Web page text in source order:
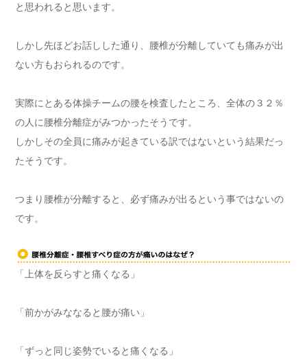
と思われると思います。
しかし先ほどお話しした通り、腰椎が分離していても痛みが出
ない方もおられるのです。
実際にとある体操チームの腰を検査したところ、全体の３２％
の人に腰椎分離症がみつかったそうです。
しかしその全員に痛みが起きている訳ではないという結果だっ
たそうです。
つまり腰椎が分離すると、必ず痛みが出るという事ではないの
です。
「上体を反らすと痛くなる」
「前かがみななると腰が痛い」
「ずっと同じ姿勢でいると痛くなる」